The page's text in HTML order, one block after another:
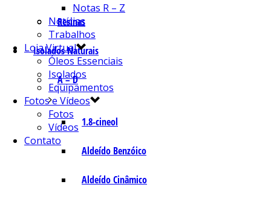
Resinas
Isolados Naturais
A – D
1.8-cineol
Aldeído Benzóico
Aldeído Cinâmico
Notas R – Z
Notícias
Trabalhos
Loja Virtual
Óleos Essenciais
Isolados
Equipamentos
Fotos e Vídeos
Fotos
Vídeos
Contato